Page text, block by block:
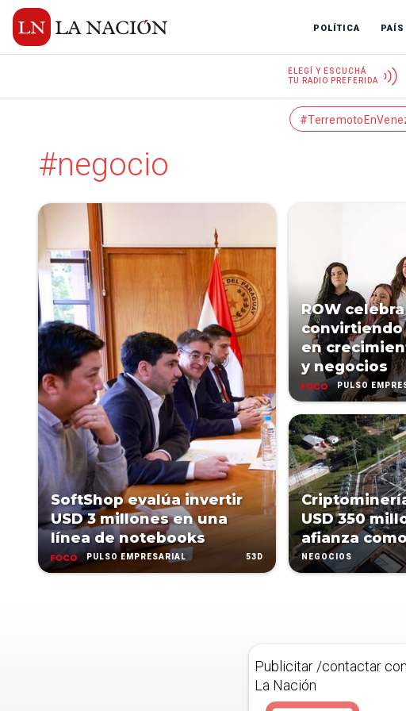
POLÍTICA PAÍS
ELEGÍ Y ESCUCHÁ
TU RADIO PREFERIDA
#negocio
SoftShop evalúa invertir
USD 3 millones en una
línea de notebooks
PULSO EMPRESARIAL 53D
ROW
en
y negocios
PULSO
USD 350
afianza
NEGOCIOS
Publicitar /contactar con
La Nación